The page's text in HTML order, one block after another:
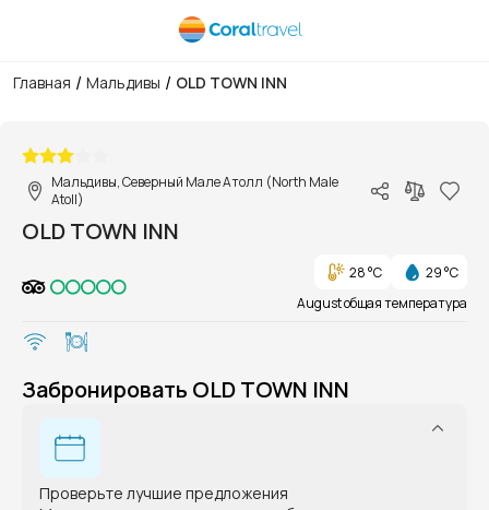
Главная / Мальдивы / OLD TOWN INN
Мальдивы, Северный Мале Атолл (North Male
Atoll)
OLD TOWN INN
28 °C
29 °C
August общая температура
Забронировать OLD TOWN INN
Проверьте лучшие предложения